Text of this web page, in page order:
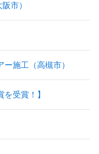
市）
施工（高槻市）
受賞！】